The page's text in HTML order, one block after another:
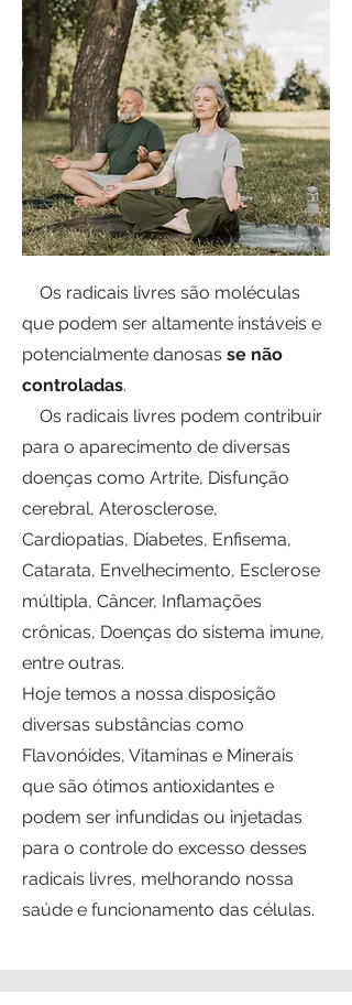
Os radicais livres são moléculas
que podem ser altamente instáveis e
potencialmente danosas se não
controladas.
Os radicais livres podem contribuir
para o aparecimento de diversas
doenças como Artrite, Disfunção
cerebral, Aterosclerose,
Cardiopatias, Diabetes, Enfisema,
Catarata, Envelhecimento, Esclerose
múltipla, Câncer, Inflamações
crônicas, Doenças do sistema imune,
entre outras.
Hoje temos a nossa disposição
diversas substâncias como
Flavonóides, Vitaminas e Minerais
que são ótimos antioxidantes e
podem ser infundidas ou injetadas
para o controle do excesso desses
radicais livres, melhorando nossa
saúde e funcionamento das células.